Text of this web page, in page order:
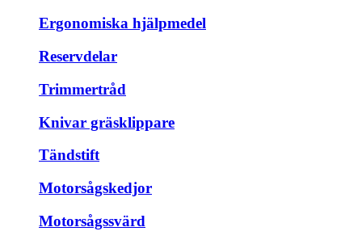
Ergonomiska hjälpmedel
Reservdelar
Trimmertråd
Knivar gräsklippare
Tändstift
Motorsågskedjor
Motorsågssvärd